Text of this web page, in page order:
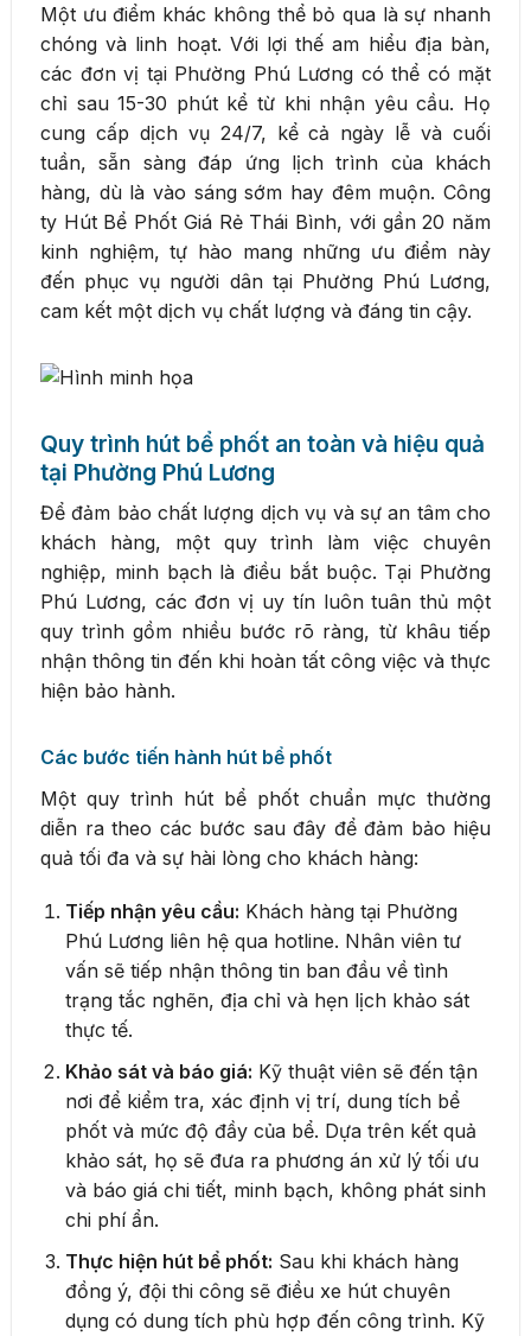
Một ưu điểm khác không thể bỏ qua là sự nhanh
chóng và linh hoạt. Với lợi thế am hiểu địa bàn,
các đơn vị tại Phường Phú Lương có thể có mặt
chỉ sau 15-30 phút kể từ khi nhận yêu cầu. Họ
cung cấp dịch vụ 24/7, kể cả ngày lễ và cuối
tuần, sẵn sàng đáp ứng lịch trình của khách
hàng, dù là vào sáng sớm hay đêm muộn. Công
ty Hút Bể Phốt Giá Rẻ Thái Bình, với gần 20 năm
kinh nghiệm, tự hào mang những ưu điểm này
đến phục vụ người dân tại Phường Phú Lương,
cam kết một dịch vụ chất lượng và đáng tin cậy.
Quy trình hút bể phốt an toàn và hiệu quả
tại Phường Phú Lương
Để đảm bảo chất lượng dịch vụ và sự an tâm cho
khách hàng, một quy trình làm việc chuyên
nghiệp, minh bạch là điều bắt buộc. Tại Phường
Phú Lương, các đơn vị uy tín luôn tuân thủ một
quy trình gồm nhiều bước rõ ràng, từ khâu tiếp
nhận thông tin đến khi hoàn tất công việc và thực
hiện bảo hành.
Các bước tiến hành hút bể phốt
Một quy trình hút bể phốt chuẩn mực thường
diễn ra theo các bước sau đây để đảm bảo hiệu
quả tối đa và sự hài lòng cho khách hàng:
Tiếp nhận yêu cầu: Khách hàng tại Phường
Phú Lương liên hệ qua hotline. Nhân viên tư
vấn sẽ tiếp nhận thông tin ban đầu về tình
trạng tắc nghẽn, địa chỉ và hẹn lịch khảo sát
thực tế.
Khảo sát và báo giá: Kỹ thuật viên sẽ đến tận
nơi để kiểm tra, xác định vị trí, dung tích bể
phốt và mức độ đầy của bể. Dựa trên kết quả
khảo sát, họ sẽ đưa ra phương án xử lý tối ưu
và báo giá chi tiết, minh bạch, không phát sinh
chi phí ẩn.
Thực hiện hút bể phốt: Sau khi khách hàng
đồng ý, đội thi công sẽ điều xe hút chuyên
dụng có dung tích phù hợp đến công trình. Kỹ